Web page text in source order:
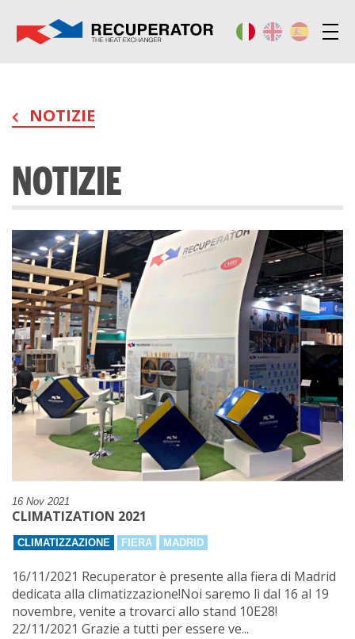
NOTIZIE
NOTIZIE
16 Nov 2021
CLIMATIZATION 2021
CLIMATIZZAZIONE FIERA MADRID
16/11/2021 Recuperator è presente alla fiera di Madrid
dedicata alla climatizzazione!Noi saremo lì dal 16 al 19
novembre, venite a trovarci allo stand 10E28!
22/11/2021 Grazie a tutti per essere ve...